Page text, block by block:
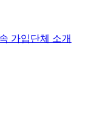
가입단체 소개